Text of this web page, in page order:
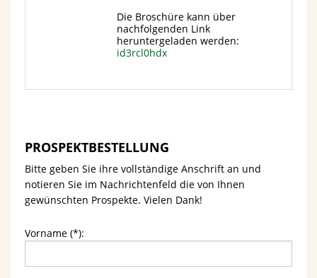
Die Broschüre kann über
nachfolgenden Link
heruntergeladen werden:
id3rcl0hdx
PROSPEKTBESTELLUNG
Bitte geben Sie ihre vollständige Anschrift an und
notieren Sie im Nachrichtenfeld die von Ihnen
gewünschten Prospekte. Vielen Dank!
Vorname (*):